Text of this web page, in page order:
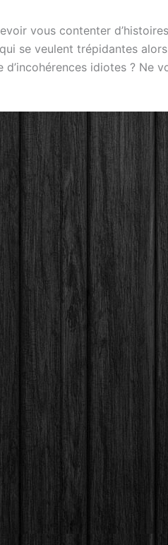
vous contenter
se veulent trépidantes
idiotes ? Ne